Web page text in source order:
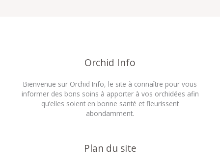
Orchid Info
Bienvenue sur Orchid Info, le site à connaître pour vous
informer des bons soins à apporter à vos orchidées afin
qu’elles soient en bonne santé et fleurissent
abondamment.
Plan du site